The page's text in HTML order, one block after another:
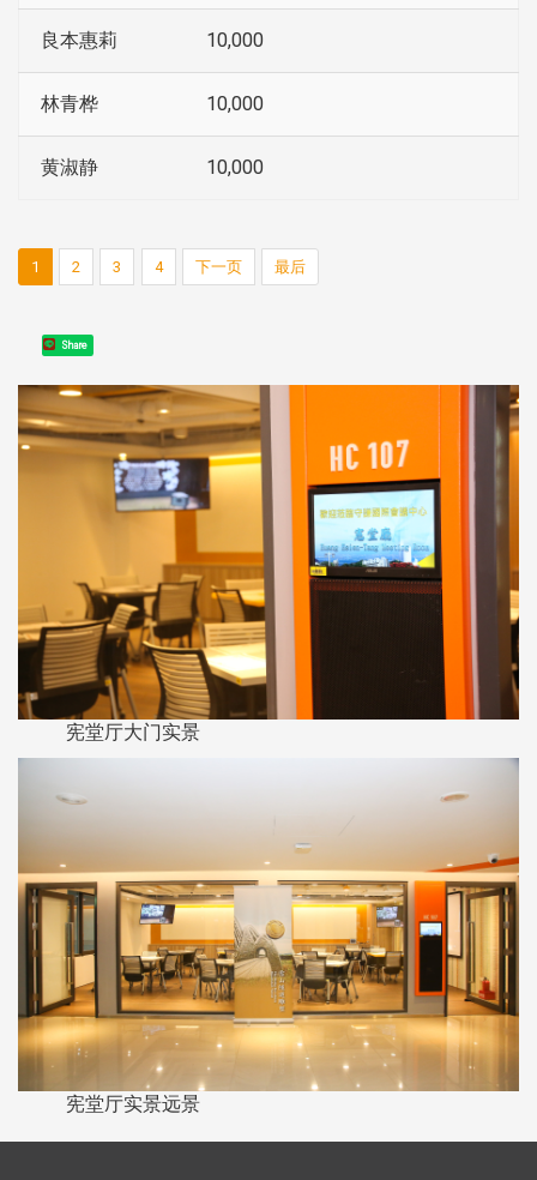
良本惠莉 10,000
林青桦 10,000
黄淑静 10,000
1 2 3 4 下一页 最后
Share
宪堂厅大门实景
宪堂厅实景远景